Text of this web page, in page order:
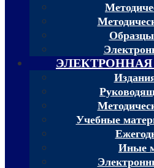
Учебные
Иные